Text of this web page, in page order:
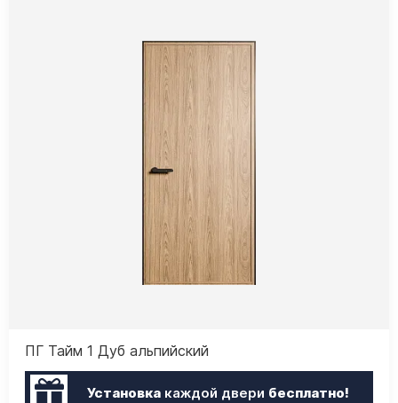
ПГ Тайм 1 Дуб альпийский
Установкакаждой двери бесплатно!